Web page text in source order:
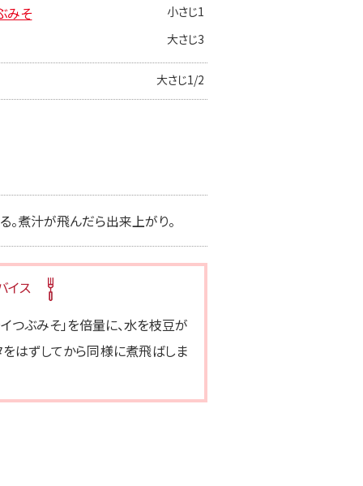
みそ 小さじ1
大さじ3
大さじ1/2
。煮汁が飛んだら出来上がり。
イス
つぶみそ」を倍量に、水を枝豆が
をはずしてから同様に煮飛ばしま